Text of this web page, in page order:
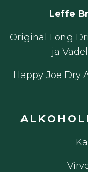
Leffe
Original Long
ja
Happy Joe Dry